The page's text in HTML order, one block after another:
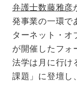
弁護士数藤雅彦
発事業の一環で
ターネット・オ
が開催したフ
法学は月に行
課題」に登壇